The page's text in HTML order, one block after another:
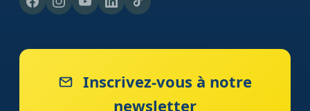
Inscrivez-vous à notre
newsletter